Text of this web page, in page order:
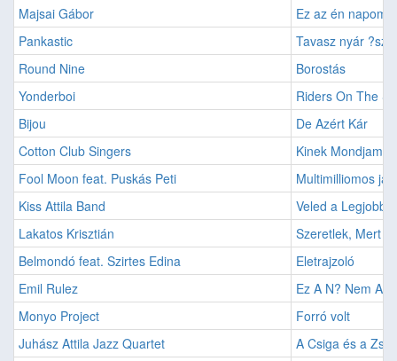
Majsai Gábor
Ez az én napom
Pankastic
Tavasz nyár ?sz
Round Nine
Borostás
Yonderboi
Riders On The
Bijou
De Azért Kár
Cotton Club Singers
Kinek Mondjam
Fool Moon feat. Puskás Peti
Multimilliomos
Kiss Attila Band
Veled a Legjobb
Lakatos Krisztián
Szeretlek, Mert
Belmondó feat. Szirtes Edina
Eletrajzoló
Emil Rulez
Ez A N? Nem Az
Monyo Project
Forró volt
Juhász Attila Jazz Quartet
A Csiga és a